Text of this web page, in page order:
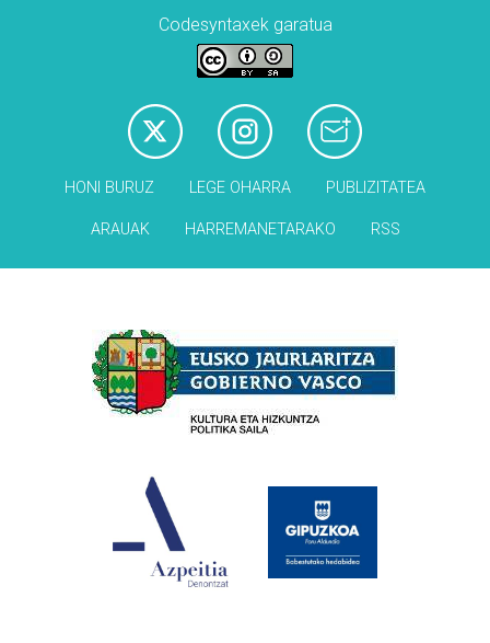
Codesyntaxek garatua
HONI BURUZ LEGE OHARRA PUBLIZITATEA
ARAUAK HARREMANETARAKO RSS